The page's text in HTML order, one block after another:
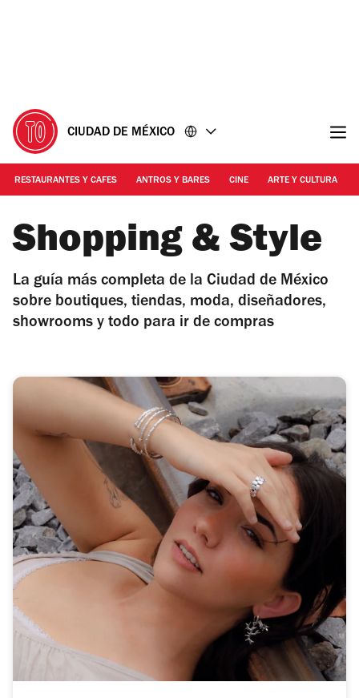
CIUDAD DE MÉXICO
RESTAURANTES Y CAFES ANTROS Y BARES CINE ARTE Y CULTURA
Shopping & Style
La guía más completa de la Ciudad de México
sobre boutiques, tiendas, moda, diseñadores,
showrooms y todo para ir de compras